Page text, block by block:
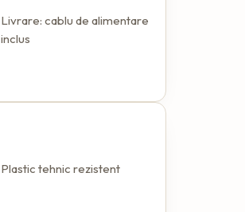
Livrare: cablu de alimentare
inclus
Plastic tehnic rezistent